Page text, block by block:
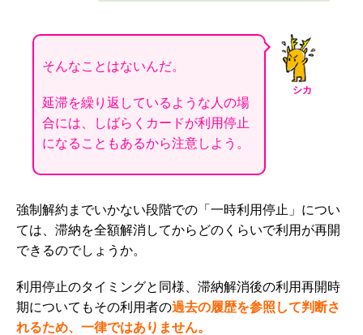
シカ
そんなことはないんだ。
延滞を繰り返しているような人の場
合には、しばらくカードが利用停止
になることもあるから注意しよう。
強制解約までいかない段階での「一時利用停止」につい
ては、滞納を全額解消してからどのくらいで利用が再開
できるのでしょうか。
利用停止のタイミングと同様、滞納解消後の利用再開時
期についてもその利用者の過去の履歴を参照して判断さ
れるため、一律ではありません。